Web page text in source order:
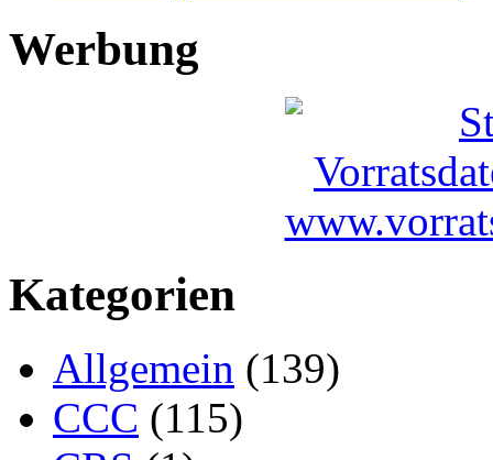
Werbung
Kategorien
Allgemein (139)
CCC (115)